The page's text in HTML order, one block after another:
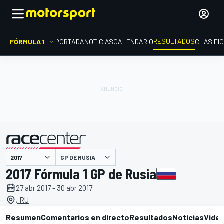
FÓRMULA 1 PORTADANOTICIASCALENDARIORESULTADOS
presentado por GP DE RUSIA
2017 Fórmula 1 GP de Rusia
27 abr 2017 - 30 abr 2017
, RU
ResumenComentarios en directoResultadosNoticias